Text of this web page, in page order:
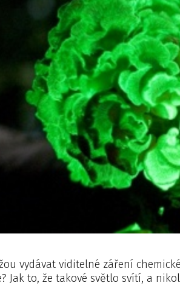
vydávat viditelné záření
Jak to, že takové světlo svítí, a